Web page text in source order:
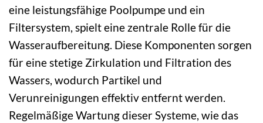
eine leistungsfähige Poolpumpe und ein
Filtersystem, spielt eine zentrale Rolle für die
Wasseraufbereitung. Diese Komponenten sorgen
für eine stetige Zirkulation und Filtration des
Wassers, wodurch Partikel und
Verunreinigungen effektiv entfernt werden.
Regelmäßige Wartung dieser Systeme, wie das